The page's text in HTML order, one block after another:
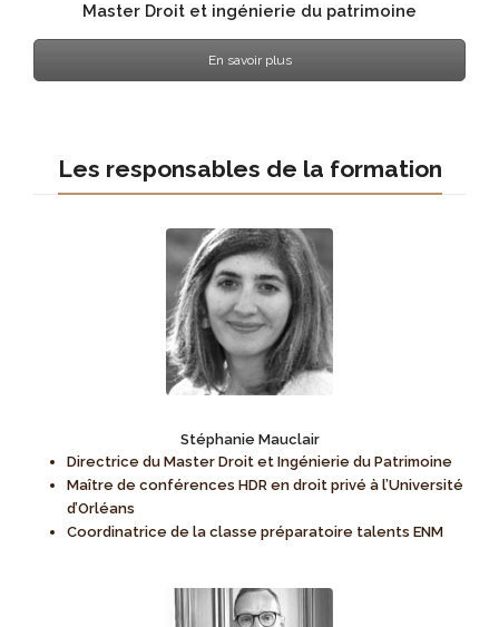
Master Droit et ingénierie du patrimoine
En savoir plus
Les responsables de la formation
Stéphanie Mauclair
Directrice du Master Droit et Ingénierie du Patrimoine
Maître de conférences HDR en droit privé à l’Université
d’Orléans
Coordinatrice de la classe préparatoire talents ENM